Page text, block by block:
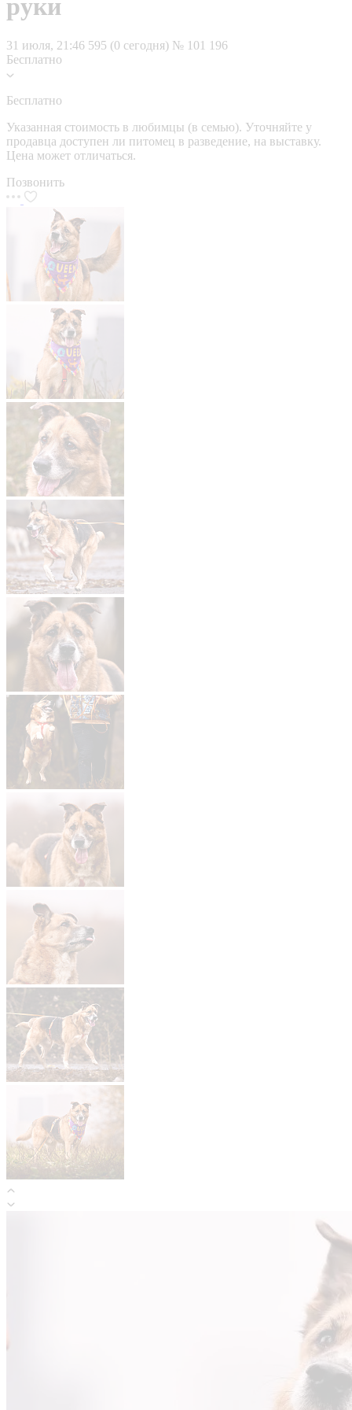
руки
31 июля, 21:46 595 (0 сегодня) № 101 196
Бесплатно
Бесплатно
Указанная стоимость в любимцы (в семью). Уточняйте у
продавца доступен ли питомец в разведение, на выставку.
Цена может отличаться.
Позвонить